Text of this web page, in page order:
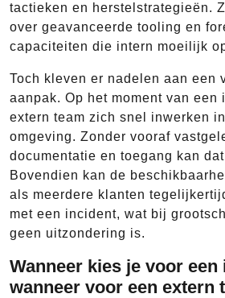
tactieken en herstelstrategieën.
over geavanceerde tooling en
capaciteiten die intern moeilijk
Toch kleven er nadelen aan een
aanpak. Op het moment van een
extern team zich snel inwerken
omgeving. Zonder vooraf
documentatie en toegang kan
Bovendien kan de
als meerdere klanten
met een incident, wat bij
geen uitzondering is.
Wanneer kies je voor een
wanneer voor een extern